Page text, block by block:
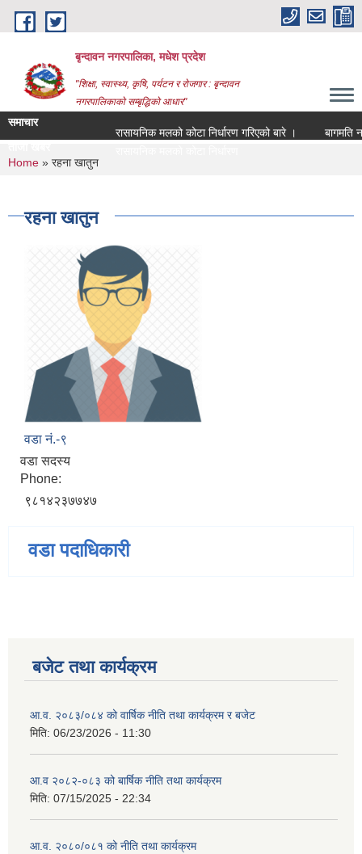
Skip to main content
बृन्दावन नगरपालिका, मधेश प्रदेश
"शिक्षा, स्वास्थ्य, कृषि, पर्यटन र रोजगार : बृन्दावन
नगरपालिकाको सम्बृद्धिको आधार"
समाचार
रासायनिक मलको कोटा निर्धारण गरिएको बारे ।
बागमति
You are here
Home » रहना खातुन
रहना खातुन
वडा नं.-९
वडा सदस्य
Phone:
९८१४२३७७४७
वडा पदाधिकारी
बजेट तथा कार्यक्रम
आ.व. २०८३/०८४ को वार्षिक नीति तथा कार्यक्रम र बजेट
मिति: 06/23/2026 - 11:30
आ.व २०८२-०८३ को बार्षिक नीति तथा कार्यक्रम
मिति: 07/15/2025 - 22:34
आ.व. २०८०/०८१ को नीति तथा कार्यक्रम